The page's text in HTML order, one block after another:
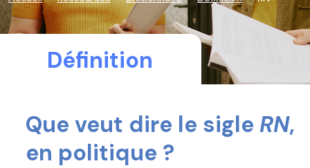
Définition
Que veut dire le sigle RN,
en politique ?